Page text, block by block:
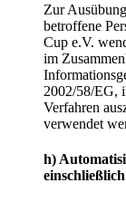
Zur
betroffene
Cup e.V.
im
2002/58/EG,
Verfahren
verwendet
h)